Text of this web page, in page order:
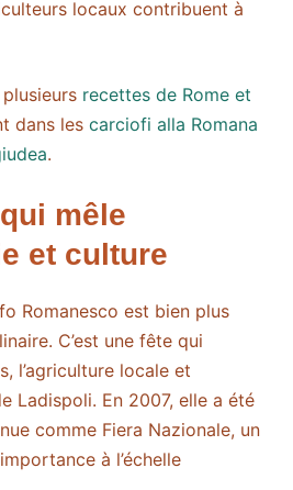
locaux contribuent à
recettes de Rome et
dans les carciofi alla Romana
.
mêle
et culture
Romanesco est bien plus
C’est une fête qui
l’agriculture locale et
Ladispoli. En 2007, elle a été
comme Fiera Nazionale, un
à l’échelle